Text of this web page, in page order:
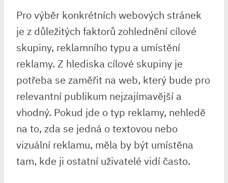
Pro výběr konkrétních webových stránek
je z důležitých faktorů zohlednění cílové
skupiny, reklamního typu a umístění
reklamy. Z hlediska cílové skupiny je
potřeba se zaměřit na web, který bude pro
relevantní publikum nejzajímavější a
vhodný. Pokud jde o typ reklamy, nehledě
na to, zda se jedná o textovou nebo
vizuální reklamu, měla by být umístěna
tam, kde ji ostatní uživatelé vidí často.